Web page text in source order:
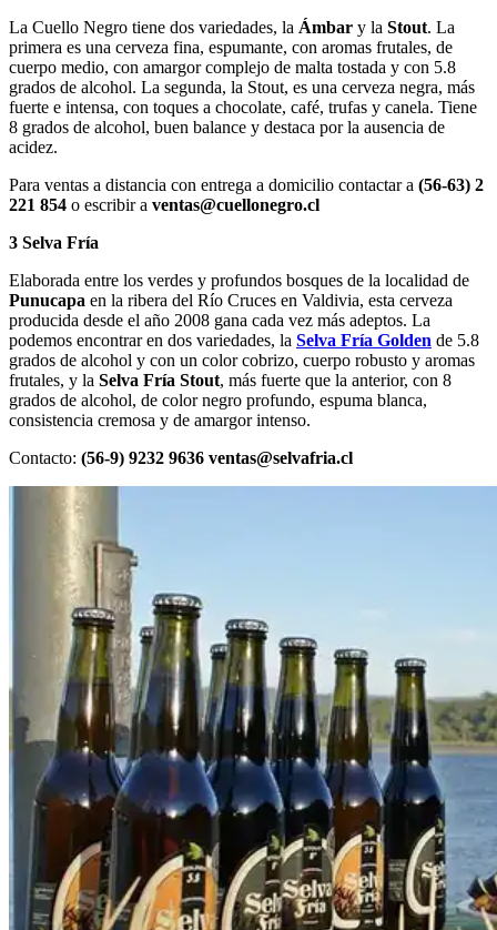
La Cuello Negro tiene dos variedades, la Ámbar y la Stout. La
primera es una cerveza fina, espumante, con aromas frutales, de
cuerpo medio, con amargor complejo de malta tostada y con 5.8
grados de alcohol. La segunda, la Stout, es una cerveza negra, más
fuerte e intensa, con toques a chocolate, café, trufas y canela. Tiene
8 grados de alcohol, buen balance y destaca por la ausencia de
acidez.
Para ventas a distancia con entrega a domicilio contactar a (56-63) 2
221 854 o escribir a ventas@cuellonegro.cl
3 Selva Fría
Elaborada entre los verdes y profundos bosques de la localidad de
Punucapa en la ribera del Río Cruces en Valdivia, esta cerveza
producida desde el año 2008 gana cada vez más adeptos. La
podemos encontrar en dos variedades, la Selva Fría Golden de 5.8
grados de alcohol y con un color cobrizo, cuerpo robusto y aromas
frutales, y la Selva Fría Stout, más fuerte que la anterior, con 8
grados de alcohol, de color negro profundo, espuma blanca,
consistencia cremosa y de amargor intenso.
Contacto: (56-9) 9232 9636 ventas@selvafria.cl